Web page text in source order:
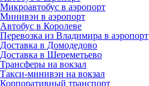
Микроавтобус в аэропорт
Минивэн в аэропорт
Автобус в Королеве
Перевозка из Владимира в аэропорт
Доставка в Домодедово
Доставка в Шереметьево
Трансферы на вокзал
Такси-минивэн на вокзал
Корпоративный транспорт